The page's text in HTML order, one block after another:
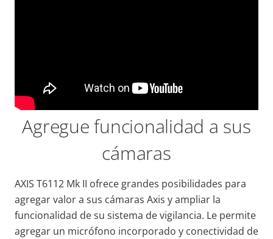
Agregue funcionalidad a sus
cámaras
AXIS T6112 Mk II ofrece grandes posibilidades para
agregar valor a sus cámaras Axis y ampliar la
funcionalidad de su sistema de vigilancia. Le permite
agregar un micrófono incorporado y conectividad de